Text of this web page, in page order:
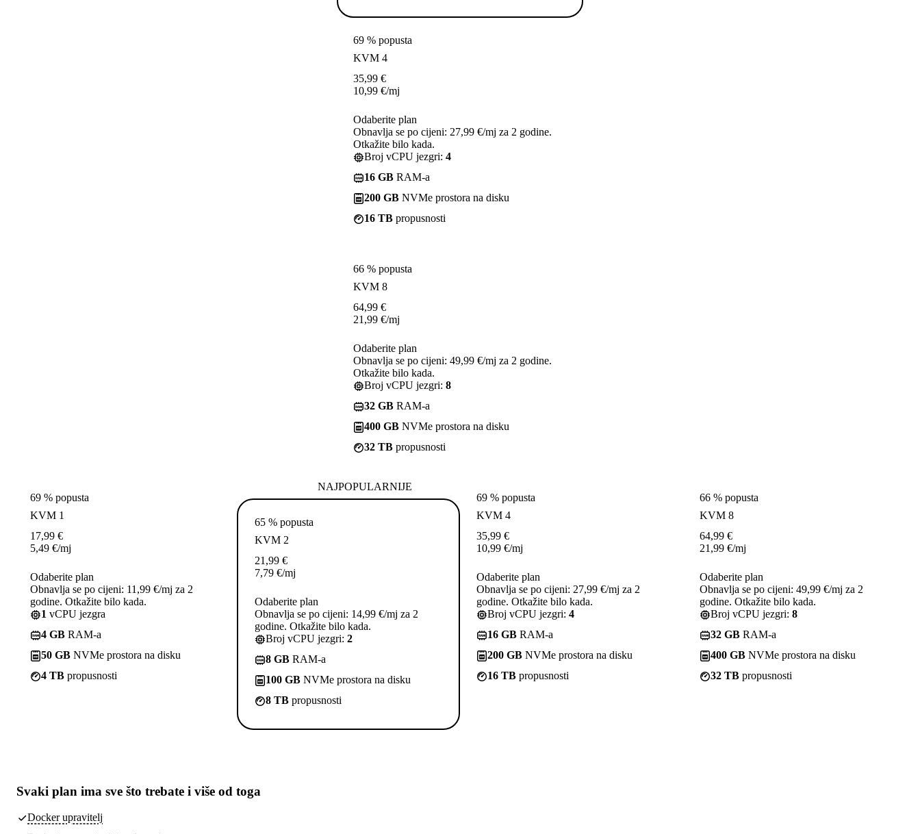
69 % popusta
KVM 4
35,99 €
10,99 €/mj
Odaberite plan
Obnavlja se po cijeni: 27,99 €/mj za 2 godine.
Otkažite bilo kada.
Broj vCPU jezgri: 4
16 GB RAM-a
200 GB NVMe prostora na disku
16 TB propusnosti
66 % popusta
KVM 8
64,99 €
21,99 €/mj
Odaberite plan
Obnavlja se po cijeni: 49,99 €/mj za 2 godine.
Otkažite bilo kada.
Broj vCPU jezgri: 8
32 GB RAM-a
400 GB NVMe prostora na disku
32 TB propusnosti
69 % popusta
KVM 1
17,99 €
5,49 €/mj
Odaberite plan
Obnavlja se po cijeni: 11,99 €/mj za 2
godine. Otkažite bilo kada.
1 vCPU jezgra
4 GB RAM-a
50 GB NVMe prostora na disku
4 TB propusnosti
NAJPOPULARNIJE
65 % popusta
KVM 2
21,99 €
7,79 €/mj
Odaberite plan
Obnavlja se po cijeni: 14,99 €/mj za 2
godine. Otkažite bilo kada.
Broj vCPU jezgri: 2
8 GB RAM-a
100 GB NVMe prostora na disku
8 TB propusnosti
69 % popusta
KVM 4
35,99 €
10,99 €/mj
Odaberite plan
Obnavlja se po cijeni: 27,99 €/mj za 2
godine. Otkažite bilo kada.
Broj vCPU jezgri: 4
16 GB RAM-a
200 GB NVMe prostora na disku
16 TB propusnosti
66 % popusta
KVM 8
64,99 €
21,99 €/mj
Odaberite plan
Obnavlja se po cijeni: 49,99 €/mj za 2
godine. Otkažite bilo kada.
Broj vCPU jezgri: 8
32 GB RAM-a
400 GB NVMe prostora na disku
32 TB propusnosti
Svaki plan ima sve što trebate i više od toga
Docker upravitelj